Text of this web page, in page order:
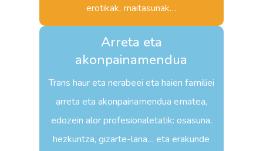
erotikak, maitasunak…
Arreta eta
akonpainamendua
Trans haur eta nerabeei eta haien familiei
arreta eta akonpainamendua ematea,
edozein alor profesionaletatik: osasuna,
hezkuntza, gizarte-lana… eta erakunde